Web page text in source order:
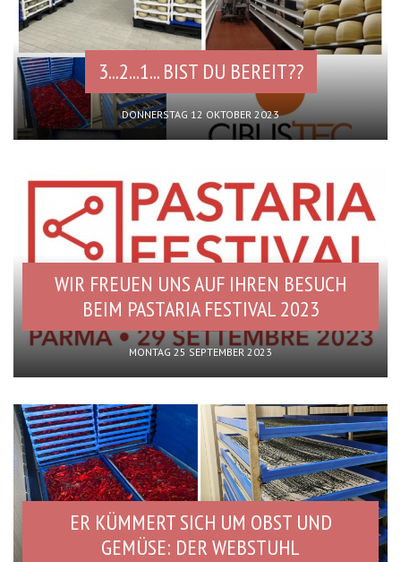
3...2...1... BIST DU BEREIT??
DONNERSTAG 12 OKTOBER 2023
WIR FREUEN UNS AUF IHREN BESUCH
BEIM PASTARIA FESTIVAL 2023
MONTAG 25 SEPTEMBER 2023
ER KÜMMERT SICH UM OBST UND
GEMÜSE: DER WEBSTUHL